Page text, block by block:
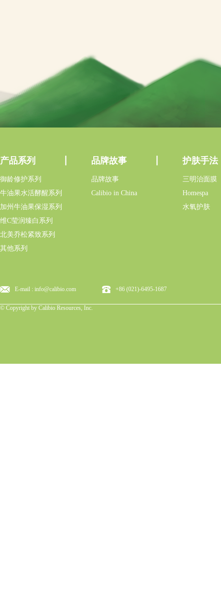
产品系列
御龄修护系列
牛油果水活酵醒系列
加州牛油果保湿系列
维C莹润臻白系列
北美乔松紧致系列
其他系列
品牌故事
品牌故事
Calibio in China
护肤手法
三明治面膜
Homespa
水氧护肤
E-mail : info@calibio.com +86 (021)-6495-1687
© Copyright by Calibio Resources, Inc.